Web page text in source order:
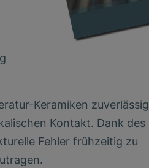
Keramiken zuverlässig
Kontakt. Dank des
Fehler frühzeitig zu